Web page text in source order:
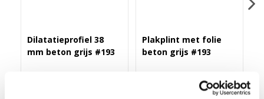
Dilatatieprofiel 38
mm beton grijs #193
Plakplint met folie
beton grijs #193